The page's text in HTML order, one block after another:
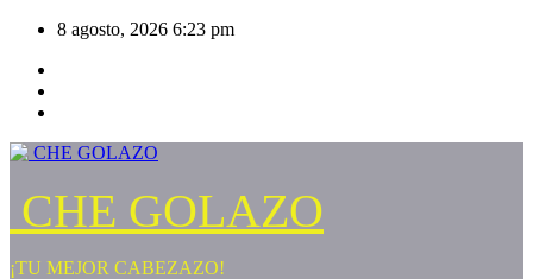
Saltar
contenido
8 agosto, 2026 6:23 pm
CHE GOLAZO
¡TU MEJOR CABEZAZO!